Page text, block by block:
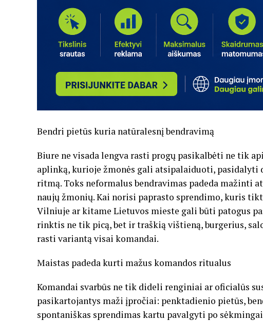
Bendri pietūs kuria natūralesnį bendravimą
Biure ne visada lengva rasti progų pasikalbėti ne tik
aplinką, kurioje žmonės gali atsipalaiduoti,
ritmą. Toks neformalus bendravimas padeda mažinti
naujų žmonių. Kai norisi paprasto sprendimo, kuris
Vilniuje ar kitame Lietuvos mieste gali būti patogus
rinktis ne tik picą, bet ir traškią vištieną, burgerius,
rasti variantą visai komandai.
Maistas padeda kurti mažus komandos ritualus
Komandai svarbūs ne tik dideli renginiai ar oficialūs
pasikartojantys maži įpročiai: penktadienio pietūs,
spontaniškas sprendimas kartu pavalgyti po